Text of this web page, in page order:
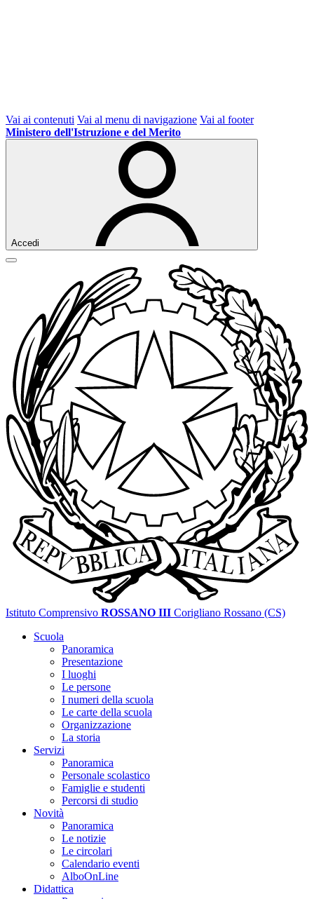
Vai ai contenuti Vai al menu di navigazione Vai al footer
Ministero dell'Istruzione e del Merito
Accedi
Istituto Comprensivo ROSSANO III Corigliano Rossano (CS)
Scuola
Panoramica
Presentazione
I luoghi
Le persone
I numeri della scuola
Le carte della scuola
Organizzazione
La storia
Servizi
Panoramica
Personale scolastico
Famiglie e studenti
Percorsi di studio
Novità
Panoramica
Le notizie
Le circolari
Calendario eventi
AlboOnLine
Didattica